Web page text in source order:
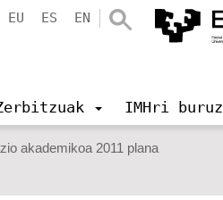
EU ES EN
IMHri buruz
akademikoa 2011 plana